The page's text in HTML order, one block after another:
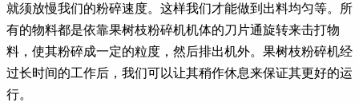
就须放慢我们的粉碎速度。这样我们才能做到出料均匀等。所
有的物料都是依靠果树枝粉碎机机体的刀片通旋转来击打物
料，使其粉碎成一定的粒度，然后排出机外。果树枝粉碎机经
过长时间的工作后，我们可以让其稍作休息来保证其更好的运
行。